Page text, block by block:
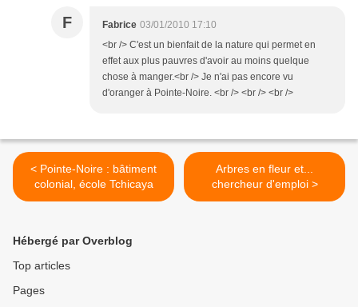
F Fabrice 03/01/2010 17:10
<br /> C'est un bienfait de la nature qui permet en
effet aux plus pauvres d'avoir au moins quelque
chose à manger.<br /> Je n'ai pas encore vu
d'oranger à Pointe-Noire. <br /> <br /> <br />
< Pointe-Noire : bâtiment
colonial, école Tchicaya
Arbres en fleur et...
chercheur d'emploi >
Hébergé par Overblog
Top articles
Pages